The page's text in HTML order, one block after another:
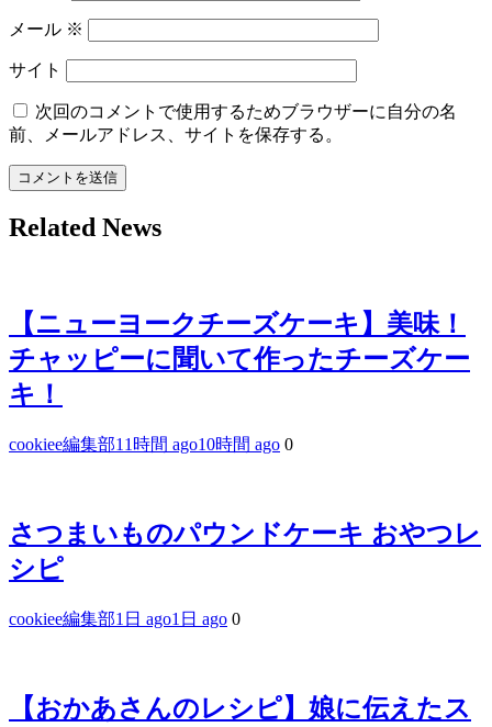
メール ※
サイト
次回のコメントで使用するためブラウザーに自分の名
前、メールアドレス、サイトを保存する。
Related News
【ニューヨークチーズケーキ】美味！
チャッピーに聞いて作ったチーズケー
キ！
cookiee編集部11時間 ago10時間 ago 0
さつまいものパウンドケーキ おやつレ
シピ
cookiee編集部1日 ago1日 ago 0
【おかあさんのレシピ】娘に伝えたス